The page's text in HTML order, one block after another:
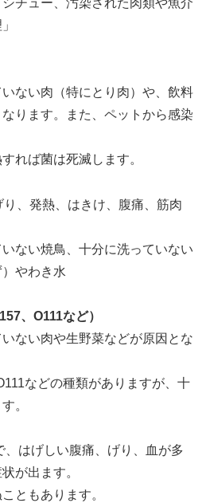
ない肉（特にとり肉）や、飲料
ります。また、ペットから感染
れば菌は死滅します。
、発熱、はきけ、腹痛、筋肉
ない焼鳥、十分に洗っていない
やわき水
、O111など）
ない肉や生野菜などが原因とな
などの種類がありますが、十
。
はげしい腹痛、げり、血が多
が出ます。
ともあります。